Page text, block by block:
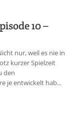
10 –
nur, weil es nie in
kurzer Spielzeit
den
je entwickelt hab...